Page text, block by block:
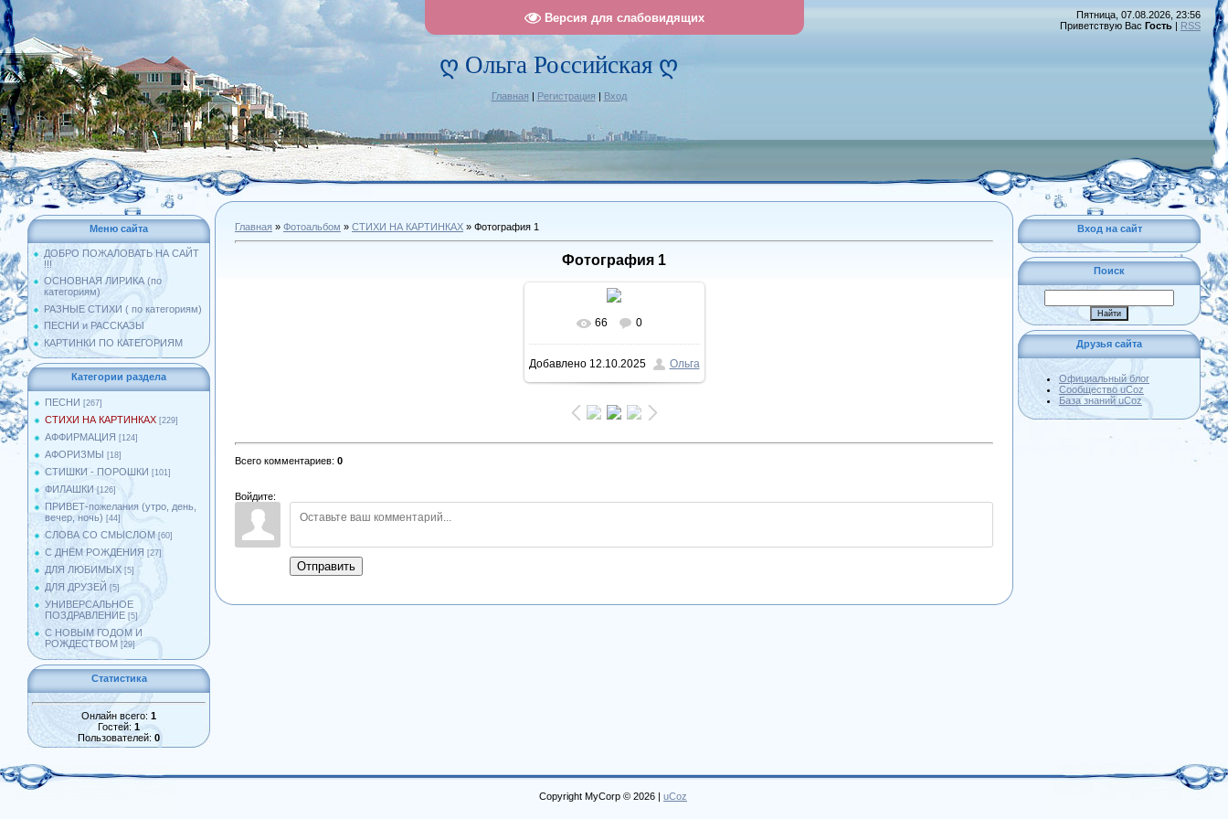
Версия для слабовидящих
ღ Ольга Российская ღ
Главная | Регистрация | Вход
Пятница, 07.08.2026, 23:56
Приветствую Вас Гость | RSS
Меню сайта
ДОБРО ПОЖАЛОВАТЬ НА САЙТ
!!!
ОСНОВНАЯ ЛИРИКА (по
категориям)
РАЗНЫЕ СТИХИ ( по категориям)
ПЕСНИ и РАССКАЗЫ
КАРТИНКИ ПО КАТЕГОРИЯМ
Категории раздела
ПЕСНИ [267]
СТИХИ НА КАРТИНКАХ [229]
АФФИРМАЦИЯ [124]
АФОРИЗМЫ [18]
СТИШКИ - ПОРОШКИ [101]
ФИЛАШКИ [126]
ПРИВЕТ-пожелания (утро, день,
вечер, ночь) [44]
СЛОВА СО СМЫСЛОМ [60]
С ДНЁМ РОЖДЕНИЯ [27]
ДЛЯ ЛЮБИМЫХ [5]
ДЛЯ ДРУЗЕЙ [5]
УНИВЕРСАЛЬНОЕ
ПОЗДРАВЛЕНИЕ [5]
С НОВЫМ ГОДОМ И
РОЖДЕСТВОМ [29]
Статистика
Онлайн всего: 1
Гостей: 1
Пользователей: 0
Главная » Фотоальбом » СТИХИ НА КАРТИНКАХ » Фотография 1
Фотография 1
В реальном размере
1102x1416/ 396.6Kb
66 0
Добавлено12.10.2025 Ольга
Всего комментариев: 0
Войдите:
Отправить
Вход на сайт
Поиск
Друзья сайта
Официальный блог
Сообщество uCoz
База знаний uCoz
Copyright MyCorp © 2026 | uCoz